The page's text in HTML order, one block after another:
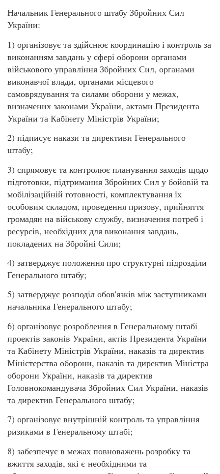
Начальник Генерального штабу Збройних Сил
України:
1) організовує та здійснює координацію і контроль за
виконанням завдань у сфері оборони органами
військового управління Збройних Сил, органами
виконавчої влади, органами місцевого
самоврядування та силами оборони у межах,
визначених законами України, актами Президента
України та Кабінету Міністрів України;
2) підписує накази та директиви Генерального
штабу;
3) спрямовує та контролює планування заходів щодо
підготовки, підтримання Збройних Сил у бойовій та
мобілізаційній готовності, комплектування їх
особовим складом, проведення призову, прийняття
громадян на військову службу, визначення потреб і
ресурсів, необхідних для виконання завдань,
покладених на Збройні Сили;
4) затверджує положення про структурні підрозділи
Генерального штабу;
5) затверджує розподіл обов'язків між заступниками
начальника Генерального штабу;
6) організовує розроблення в Генеральному штабі
проектів законів України, актів Президента України
та Кабінету Міністрів України, наказів та директив
Міністерства оборони, наказів та директив Міністра
оборони України, наказів та директив
Головнокомандувача Збройних Сил України, наказів
та директив Генерального штабу;
7) організовує внутрішній контроль та управління
ризиками в Генеральному штабі;
8) забезпечує в межах повноважень розробку та
вжиття заходів, які є необхідними та